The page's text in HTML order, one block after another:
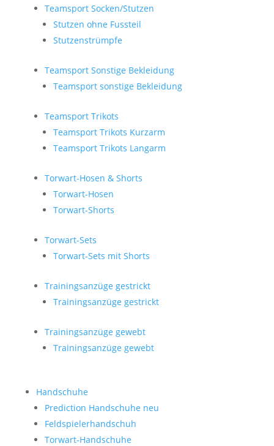
Teamsport Socken/Stutzen
Stutzen ohne Fussteil
Stutzenstrümpfe
Teamsport Sonstige Bekleidung
Teamsport sonstige Bekleidung
Teamsport Trikots
Teamsport Trikots Kurzarm
Teamsport Trikots Langarm
Torwart-Hosen & Shorts
Torwart-Hosen
Torwart-Shorts
Torwart-Sets
Torwart-Sets mit Shorts
Trainingsanzüge gestrickt
Trainingsanzüge gestrickt
Trainingsanzüge gewebt
Trainingsanzüge gewebt
Handschuhe
Prediction Handschuhe neu
Feldspielerhandschuh
Torwart-Handschuhe